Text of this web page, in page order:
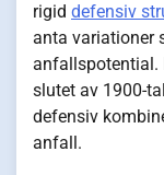
rigid defensiv
anta variationer
anfallspotential.
slutet av 1900-
defensiv
anfall.